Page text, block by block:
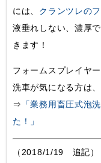
には、 クランツレの
液垂れしない、濃厚
きます！
フォームスプレイヤ
洗車が気になる方は
⇒
「業務用畜圧式泡
た！」
（2018/1/19 追記）